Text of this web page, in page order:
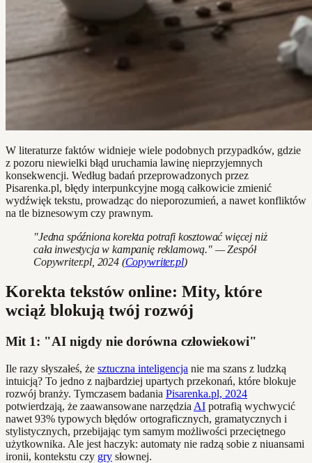
W literaturze faktów widnieje wiele podobnych przypadków, gdzie
z pozoru niewielki błąd uruchamia lawinę nieprzyjemnych
konsekwencji. Według badań przeprowadzonych przez
Pisarenka.pl, błędy interpunkcyjne mogą całkowicie zmienić
wydźwięk tekstu, prowadząc do nieporozumień, a nawet konfliktów
na tle biznesowym czy prawnym.
"Jedna spóźniona korekta potrafi kosztować więcej niż
cała inwestycja w kampanię reklamową." — Zespół
Copywriter.pl, 2024 (Copywriter.pl)
Korekta tekstów online: Mity, które
wciąż blokują twój rozwój
Mit 1: "AI nigdy nie dorówna człowiekowi"
Ile razy słyszałeś, że sztuczna inteligencja nie ma szans z ludzką
intuicją? To jedno z najbardziej upartych przekonań, które blokuje
rozwój branży. Tymczasem badania Pisarenka.pl, 2024
potwierdzają, że zaawansowane narzędzia AI potrafią wychwycić
nawet 93% typowych błędów ortograficznych, gramatycznych i
stylistycznych, przebijając tym samym możliwości przeciętnego
użytkownika. Ale jest haczyk: automaty nie radzą sobie z niuansami
ironii, kontekstu czy gry słownej.